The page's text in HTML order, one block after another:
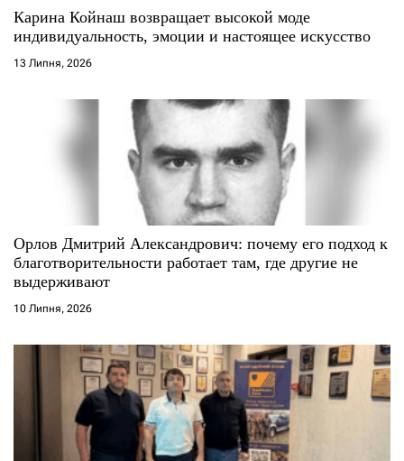
с
і
Карина Койнаш возвращает высокой моде
индивидуальность, эмоции и настоящее искусство
13 Липня, 2026
Орлов Дмитрий Александрович: почему его подход к
благотворительности работает там, где другие не
выдерживают
10 Липня, 2026